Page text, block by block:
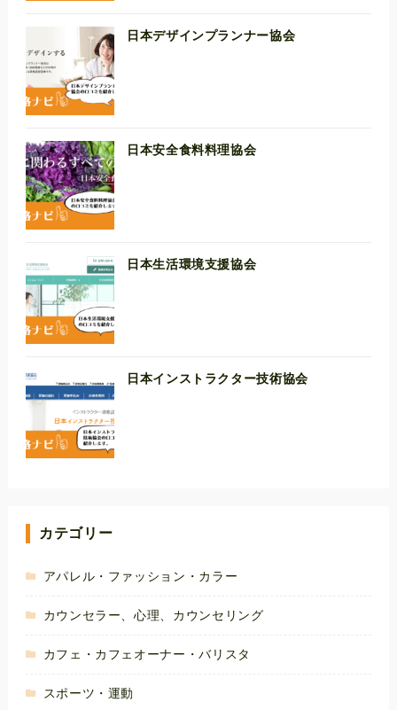
日本デザインプランナー協会
日本安全食料料理協会
日本生活環境支援協会
日本インストラクター技術協会
カテゴリー
アパレル・ファッション・カラー
カウンセラー、心理、カウンセリング
カフェ・カフェオーナー・バリスタ
スポーツ・運動